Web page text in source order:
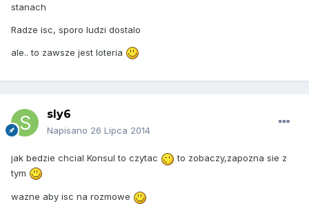
stanach
Radze isc, sporo ludzi dostalo
ale.. to zawsze jest loteria
sly6
Napisano 26 Lipca 2014
jak bedzie chcial Konsul to czytac
to zobaczy,zapozna sie z
tym
wazne aby isc na rozmowe